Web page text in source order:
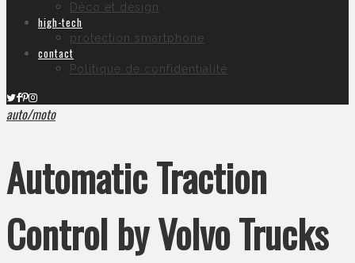
Déco et design
high-tech
protection smartphone
contact
Politique de confidentialité
auto/moto
Automatic Traction
Control by Volvo Trucks